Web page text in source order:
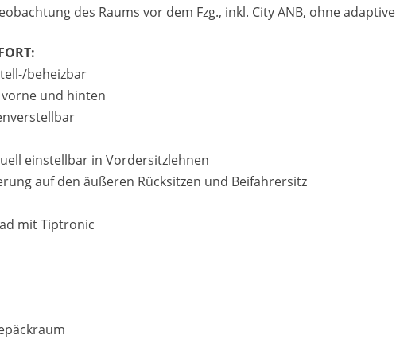
des Raums vor dem Fzg., inkl. City ANB, ohne adaptive
beheizbar
und hinten
einstellbar in Vordersitzlehnen
auf den äußeren Rücksitzen und Beifahrersitz
mit Tiptronic